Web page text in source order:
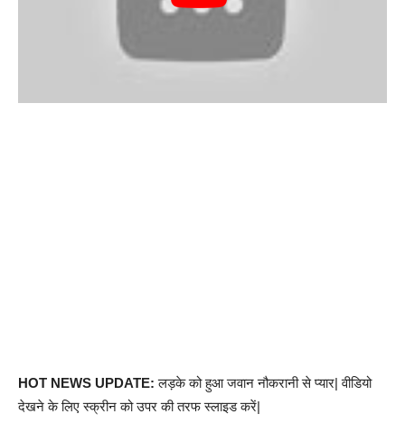
HOT NEWS UPDATE: लड़के को हुआ जवान नौकरानी से प्यार| वीडियो
देखने के लिए स्क्रीन को उपर की तरफ स्लाइड करें|